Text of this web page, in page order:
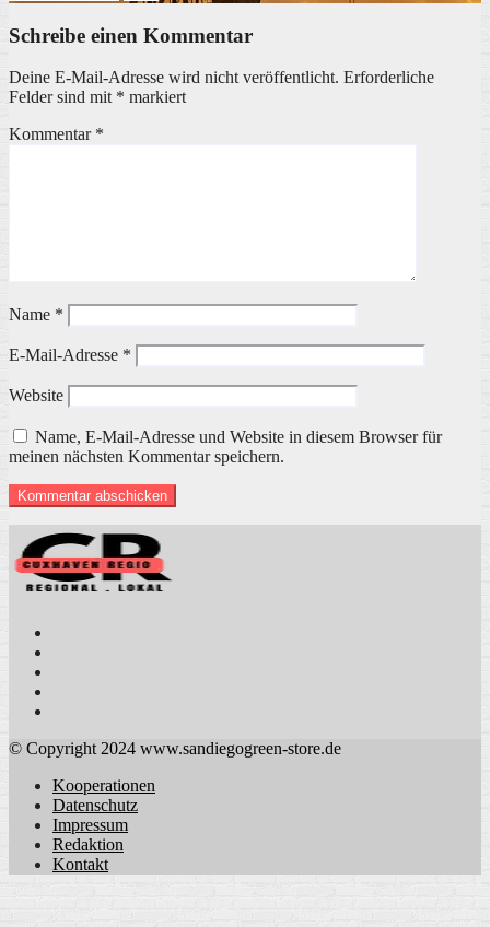
Schreibe einen Kommentar
Deine E-Mail-Adresse wird nicht veröffentlicht. Erforderliche
Felder sind mit * markiert
Kommentar *
Name *
E-Mail-Adresse *
Website
Name, E-Mail-Adresse und Website in diesem Browser für
meinen nächsten Kommentar speichern.
© Copyright 2024 www.sandiegogreen-store.de
Kooperationen
Datenschutz
Impressum
Redaktion
Kontakt